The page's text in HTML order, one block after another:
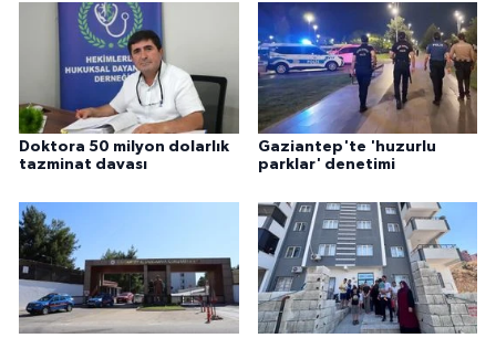
Doktora 50 milyon dolarlık
tazminat davası
Gaziantep'te 'huzurlu
parklar' denetimi